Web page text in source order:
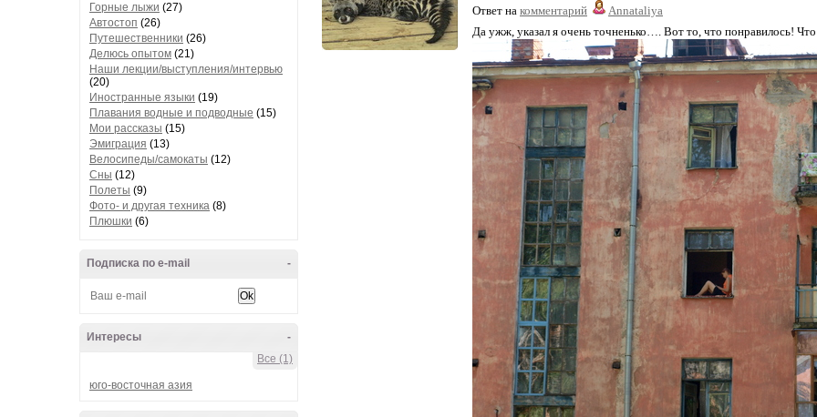
Горные лыжи (27)
Автостоп (26)
Путешественники (26)
Делюсь опытом (21)
Наши лекции/выступления/интервью
(20)
Иностранные языки (19)
Плавания водные и подводные (15)
Мои рассказы (15)
Эмиграция (13)
Велосипеды/самокаты (12)
Сны (12)
Полеты (9)
Фото- и другая техника (8)
Плюшки (6)
-
Подписка по e-mail
-
Интересы
Все (1)
юго-восточная азия
Ответ на комментарий
Annataliya
Да ужж, указал я очень точненько…. Вот то, что понравилось! Что